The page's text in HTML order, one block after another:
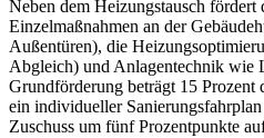
Neben dem Heizungstausch
Einzelmaßnahmen an der
Außentüren), die
Abgleich) und Anlagentechnik wie
Grundförderung beträgt 15
ein individueller
Zuschuss um fünf Prozentpunkte